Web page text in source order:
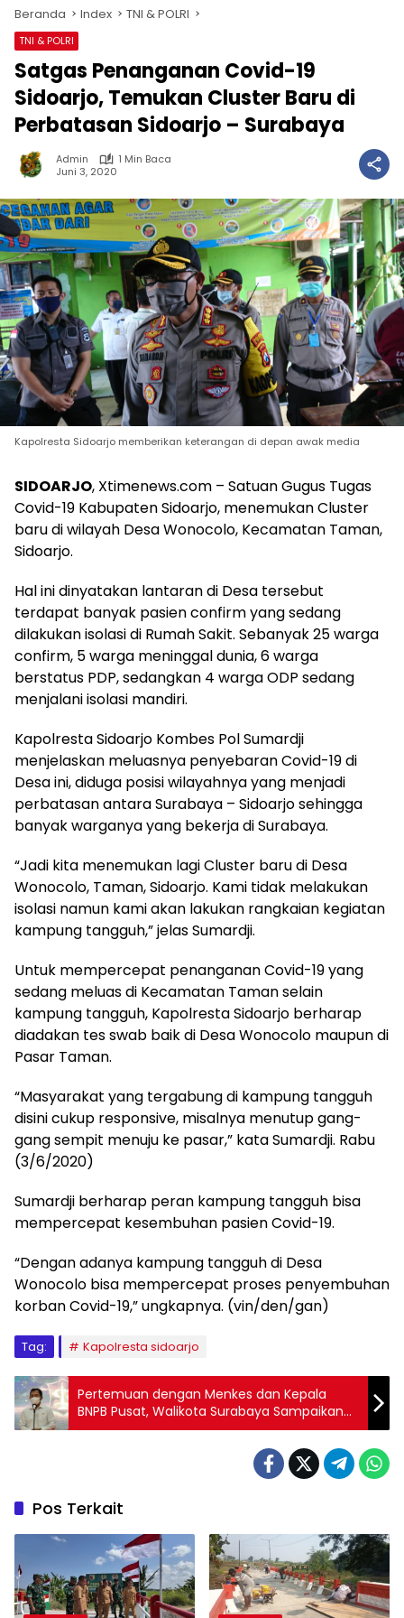
Beranda Index TNI & POLRI
TNI & POLRI
Satgas Penanganan Covid-19
Sidoarjo, Temukan Cluster Baru di
Perbatasan Sidoarjo – Surabaya
Admin
1 Min Baca
Juni 3, 2020
Kapolresta Sidoarjo memberikan keterangan di depan awak media
SIDOARJO, Xtimenews.com – Satuan Gugus Tugas
Covid-19 Kabupaten Sidoarjo, menemukan Cluster
baru di wilayah Desa Wonocolo, Kecamatan Taman,
Sidoarjo.
Hal ini dinyatakan lantaran di Desa tersebut
terdapat banyak pasien confirm yang sedang
dilakukan isolasi di Rumah Sakit. Sebanyak 25 warga
confirm, 5 warga meninggal dunia, 6 warga
berstatus PDP, sedangkan 4 warga ODP sedang
menjalani isolasi mandiri.
Kapolresta Sidoarjo Kombes Pol Sumardji
menjelaskan meluasnya penyebaran Covid-19 di
Desa ini, diduga posisi wilayahnya yang menjadi
perbatasan antara Surabaya – Sidoarjo sehingga
banyak warganya yang bekerja di Surabaya.
“Jadi kita menemukan lagi Cluster baru di Desa
Wonocolo, Taman, Sidoarjo. Kami tidak melakukan
isolasi namun kami akan lakukan rangkaian kegiatan
kampung tangguh,” jelas Sumardji.
Untuk mempercepat penanganan Covid-19 yang
sedang meluas di Kecamatan Taman selain
kampung tangguh, Kapolresta Sidoarjo berharap
diadakan tes swab baik di Desa Wonocolo maupun di
Pasar Taman.
“Masyarakat yang tergabung di kampung tangguh
disini cukup responsive, misalnya menutup gang-
gang sempit menuju ke pasar,” kata Sumardji. Rabu
(3/6/2020)
Sumardji berharap peran kampung tangguh bisa
mempercepat kesembuhan pasien Covid-19.
“Dengan adanya kampung tangguh di Desa
Wonocolo bisa mempercepat proses penyembuhan
korban Covid-19,” ungkapnya. (vin/den/gan)
Tag: Kapolresta sidoarjo
Pertemuan dengan Menkes dan Kepala
BNPB Pusat, Walikota Surabaya Sampaikan
Permasalahan Keterbatasan Alat Tes
Pos Terkait